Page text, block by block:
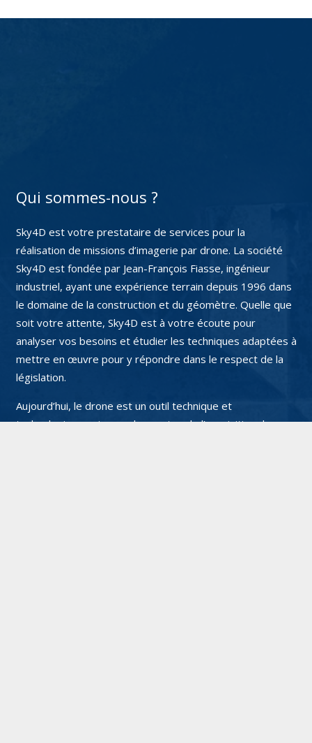
Qui sommes-nous ?
Sky4D est votre prestataire de services pour la
réalisation de missions d’imagerie par drone. La société
Sky4D est fondée par Jean-François Fiasse, ingénieur
industriel, ayant une expérience terrain depuis 1996 dans
le domaine de la construction et du géomètre. Quelle que
soit votre attente, Sky4D est à votre écoute pour
analyser vos besoins et étudier les techniques adaptées à
mettre en œuvre pour y répondre dans le respect de la
législation.
Aujourd’hui, le drone est un outil technique et
technologique qui ouvre les portes de l’acquisition de